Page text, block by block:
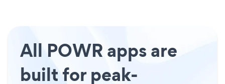
All POWR apps are
built for peak-